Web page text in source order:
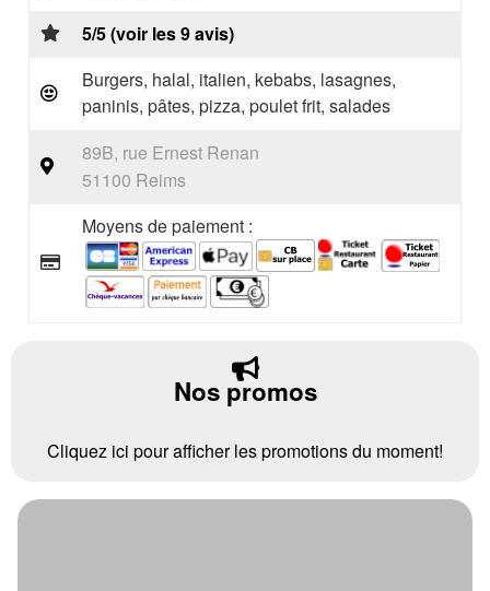
5/5 (voir les 9 avis)
Burgers, halal, italien, kebabs, lasagnes,
paninis, pâtes, pizza, poulet frit, salades
89B, rue Ernest Renan
51100 Reims
Moyens de paiement :
Nos promos
Cliquez ici pour afficher les promotions du moment!